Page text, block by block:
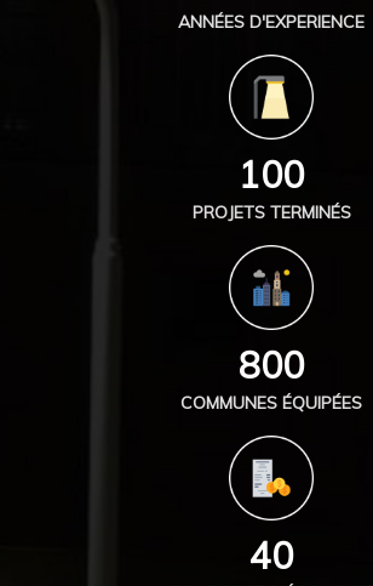
ANNÉES D'EXPERIENCE
100
PROJETS TERMINÉS
800
COMMUNES ÉQUIPÉES
40